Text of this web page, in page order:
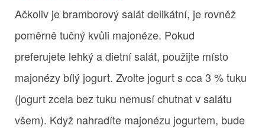
Ačkoliv je bramborový salát delikátní, je rovněž
poměrně tučný kvůli majonéze. Pokud
preferujete lehký a dietní salát, použijte místo
majonézy bílý jogurt. Zvolte jogurt s cca 3 % tuku
(jogurt zcela bez tuku nemusí chutnat v salátu
všem). Když nahradíte majonézu jogurtem, bude